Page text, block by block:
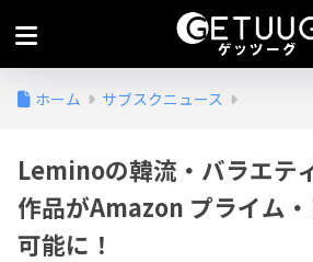
ホーム サブスクニュース
Leminoの韓流・バラエテ
作品がAmazon プライム
可能に！